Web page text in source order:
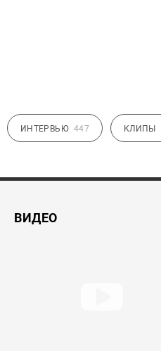
ИНТЕРВЬЮ 447 КЛИПЫ
ВИДЕО